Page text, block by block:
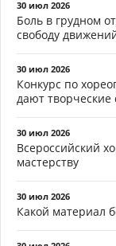
30 июл 2026
Боль в грудном
свободу
30 июл 2026
Конкурс по
дают творческие
30 июл 2026
Всероссийский
мастерству
30 июл 2026
Какой материал